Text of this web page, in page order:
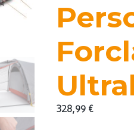
328,99€